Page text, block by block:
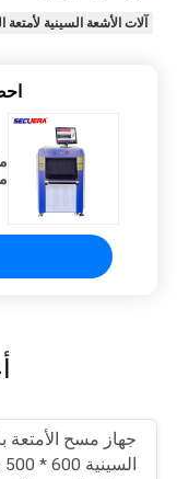
آلات الأشعة السينية لأمتعة
جهاز مسح الأمتعة